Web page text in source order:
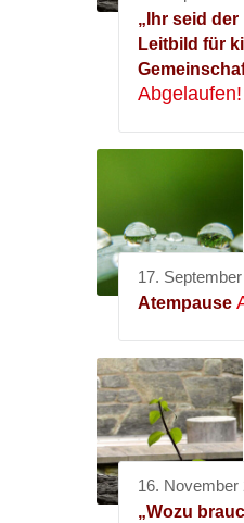
„Ihr seid
Leitbild für
Abgelaufen!
17.
Atempause
16. November
„Wozu